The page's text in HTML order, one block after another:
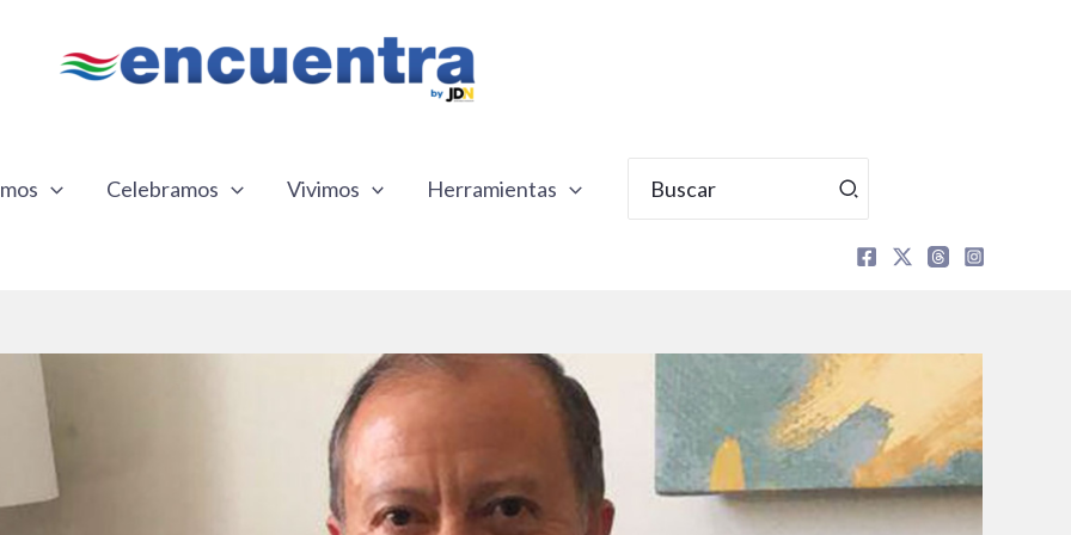
Celebramos Vivimos Herramientas
por: